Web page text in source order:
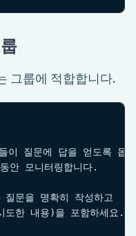
그룹에 적합합니다.
이 질문에 답을 얻도록 돕
안 모니터링합니다.
문을 명확히 작성하고
한 내용)을 포함하세요.